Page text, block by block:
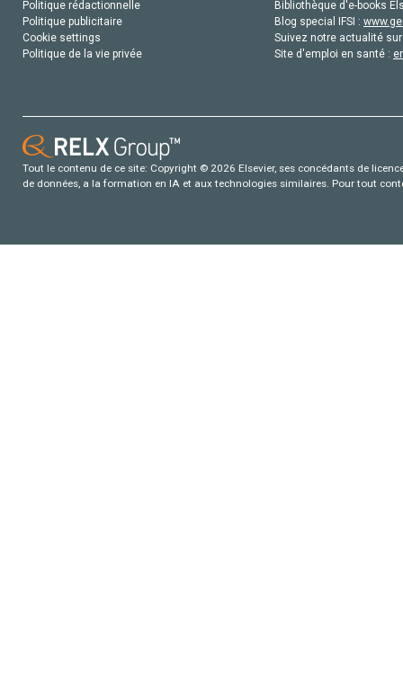
Politique rédactionnelle
Politique publicitaire
Cookie settings
Politique de la vie privée
Bibliothèque d'e-books
Blog special IFSI :
Suivez notre actualité
Site d'emploi en santé :
Tout le contenu de ce site: Copyright © 2026 Elsevier, ses concédants de
de données, a la formation en IA et aux technologies similaires. Pour tout